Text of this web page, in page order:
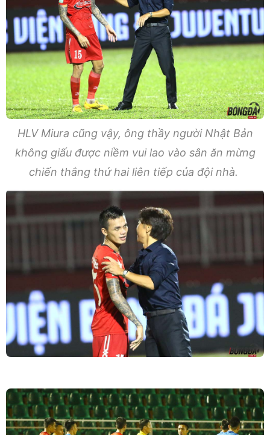
HLV Miura cũng vậy, ông thầy người Nhật Bản
không giấu được niềm vui lao vào sân ăn mừng
chiến thắng thứ hai liên tiếp của đội nhà.